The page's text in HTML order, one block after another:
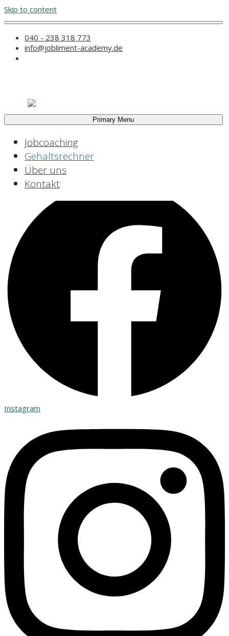
Skip to content
040 - 238 318 773
info@jobliment-academy.de
Primary Menu
Jobcoaching
Gehaltsrechner
Über uns
Kontakt
Jobcoaching
Tel.: +49 (0) 30 98 33 95 77
Facebook
Instagram